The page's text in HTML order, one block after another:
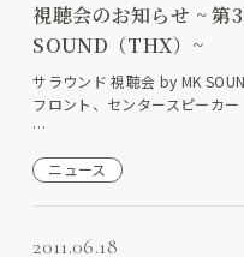
視聴会のお知らせ ~
SOUND（THX）~
サラウンド 視聴会 by MK
フロント、センタースピーカ
…
ニュース
2011.06.18